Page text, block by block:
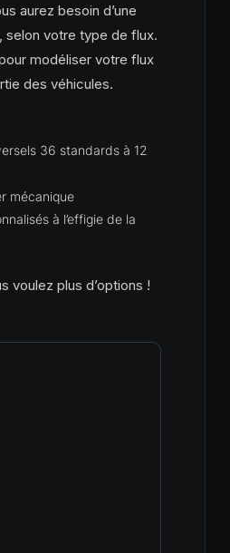
aurez besoin d’une
selon votre type de flux.
modéliser votre flux
des véhicules.
36 standards à 12
mécanique
à l’effigie de la
voulez plus d’options !